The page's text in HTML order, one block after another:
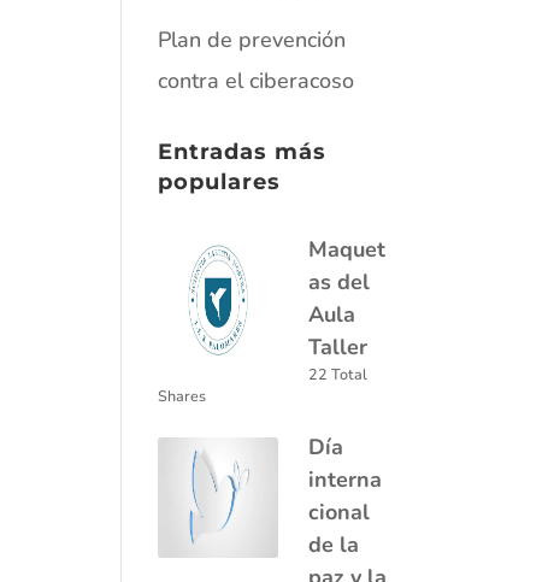
Plan de prevención
contra el ciberacoso
Entradas más
populares
Maquet
as del
Aula
Taller
22 Total
Shares
Día
interna
cional
de la